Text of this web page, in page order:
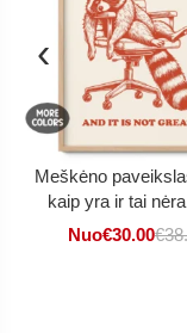
‹
Meškėno
kaip yra ir tai
Nuo€30.00€